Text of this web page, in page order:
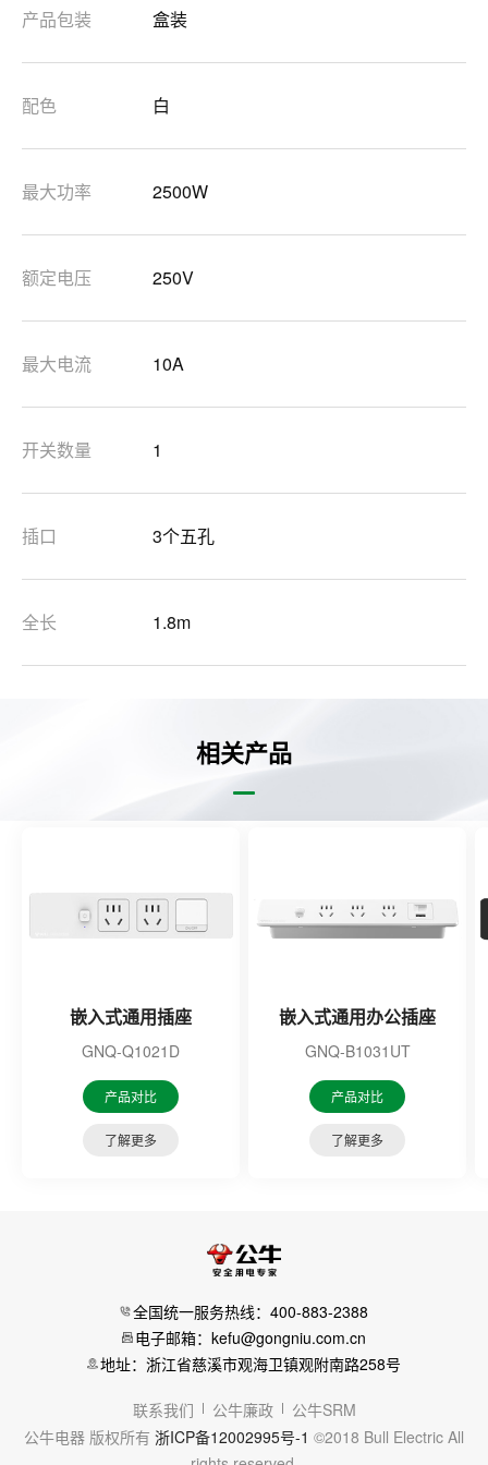
产品包装 盒装
配色 白
最大功率 2500W
额定电压 250V
最大电流 10A
开关数量 1
插口 3个五孔
全长 1.8m
相关产品
嵌入式通用插座
GNQ-Q1021D
产品对比
了解更多
嵌入式通用办公插座
GNQ-B1031UT
产品对比
了解更多
全国统一服务热线：400-883-2388
电子邮箱：kefu@gongniu.com.cn
地址：浙江省慈溪市观海卫镇观附南路258号
联系我们 公牛廉政
公牛SRM
公牛电器 版权所有 浙ICP备12002995号-1 ©2018 Bull Electric All